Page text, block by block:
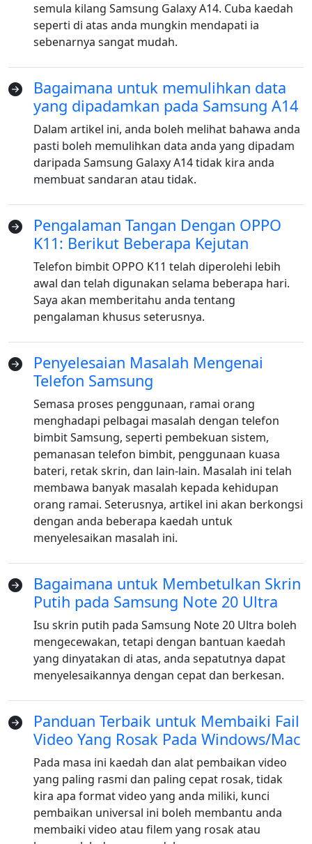
semula kilang Samsung Galaxy A14. Cuba kaedah
seperti di atas anda mungkin mendapati ia
sebenarnya sangat mudah.
Bagaimana untuk memulihkan data
yang dipadamkan pada Samsung A14
Dalam artikel ini, anda boleh melihat bahawa anda
pasti boleh memulihkan data anda yang dipadam
daripada Samsung Galaxy A14 tidak kira anda
membuat sandaran atau tidak.
Pengalaman Tangan Dengan OPPO
K11: Berikut Beberapa Kejutan
Telefon bimbit OPPO K11 telah diperolehi lebih
awal dan telah digunakan selama beberapa hari.
Saya akan memberitahu anda tentang
pengalaman khusus seterusnya.
Penyelesaian Masalah Mengenai
Telefon Samsung
Semasa proses penggunaan, ramai orang
menghadapi pelbagai masalah dengan telefon
bimbit Samsung, seperti pembekuan sistem,
pemanasan telefon bimbit, penggunaan kuasa
bateri, retak skrin, dan lain-lain. Masalah ini telah
membawa banyak masalah kepada kehidupan
orang ramai. Seterusnya, artikel ini akan berkongsi
dengan anda beberapa kaedah untuk
menyelesaikan masalah ini.
Bagaimana untuk Membetulkan Skrin
Putih pada Samsung Note 20 Ultra
Isu skrin putih pada Samsung Note 20 Ultra boleh
mengecewakan, tetapi dengan bantuan kaedah
yang dinyatakan di atas, anda sepatutnya dapat
menyelesaikannya dengan cepat dan berkesan.
Panduan Terbaik untuk Membaiki Fail
Video Yang Rosak Pada Windows/Mac
Pada masa ini kaedah dan alat pembaikan video
yang paling rasmi dan paling cepat rosak, tidak
kira apa format video yang anda miliki, kunci
pembaikan universal ini boleh membantu anda
membaiki video atau filem yang rosak atau
Tukar Bahasa
English Nederlands
Tiếng Việt
日本
Español
Português
Deutsche
Français Italiano